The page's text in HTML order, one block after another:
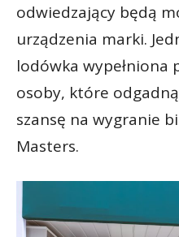
odwiedzający będą
urządzenia marki.
lodówka wypełniona
osoby, które
szansę na wygranie
Masters.